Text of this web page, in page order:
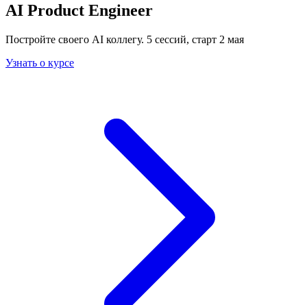
AI Product Engineer
Постройте своего AI коллегу. 5 сессий, старт 2 мая
Узнать о курсе